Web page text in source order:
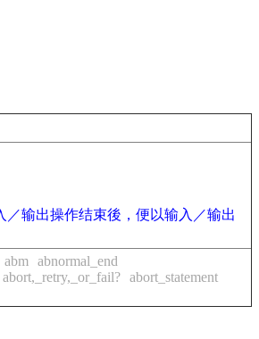
输出操作结束後，便以输入／输出
abm
abnormal_end
abort,_retry,_or_fail? abort_statement